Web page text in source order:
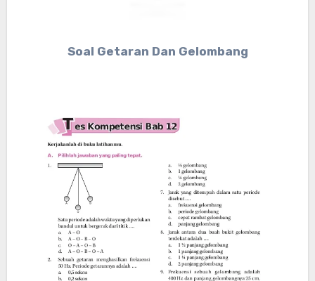
Soal Getaran Dan Gelombang